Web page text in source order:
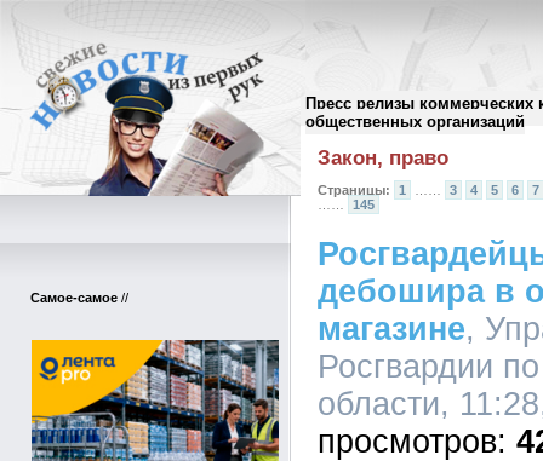
Пресс релизы коммерческих
общественных организаций
Самое-самое //
Архив пресс-релизов//
Закон, право
Страницы: 1 3 4 5 6
7
145
дебошира в
магазине,
Росгвардии
области,